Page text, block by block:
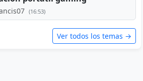
(16:53)
Ver todos los temas →